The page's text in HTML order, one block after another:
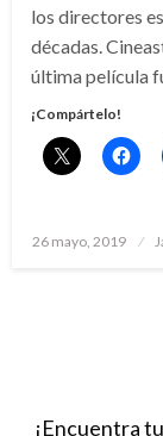
los directores
décadas.
última película
¡Compártelo!
Publicado
26 mayo, 2019
¡Encuentra